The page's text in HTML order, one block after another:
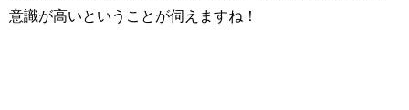
意識が高いということが伺えますね！